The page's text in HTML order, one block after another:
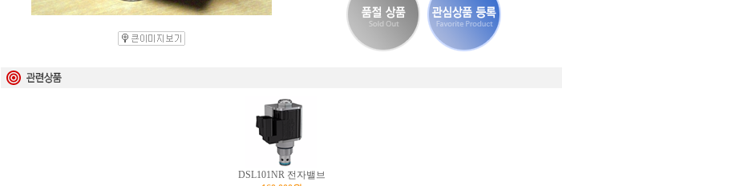
DSL101NR 전자밸브